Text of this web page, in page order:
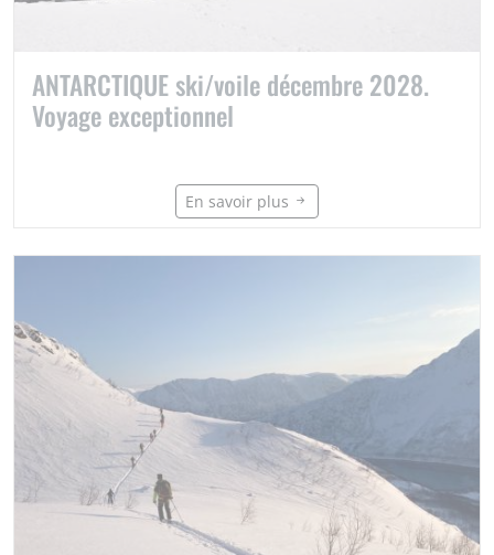
ANTARCTIQUE ski/voile décembre 2028.
Voyage exceptionnel
En savoir plus